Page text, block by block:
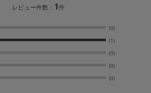
レビュー件数： 1件
(0)
(1)
(0)
(0)
(0)